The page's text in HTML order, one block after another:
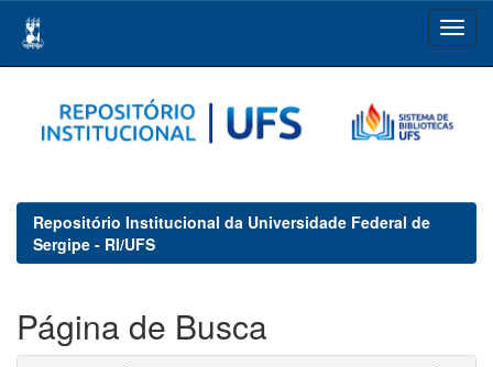
navigation
Repositório Institucional da Universidade Federal de
Sergipe - RI/UFS
Página de Busca